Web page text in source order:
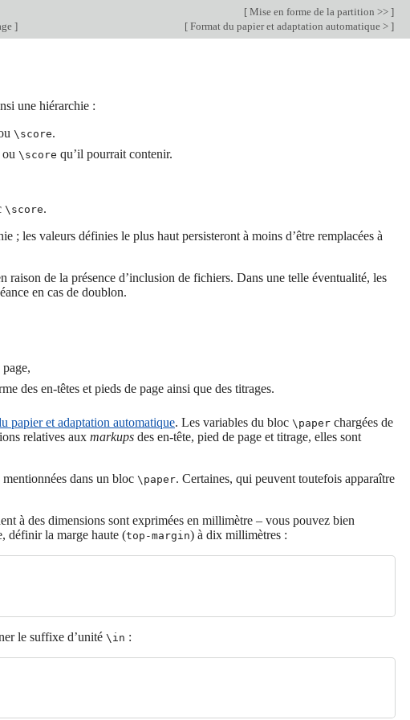
[ Mise en forme de la partition >> ]
] [ Format du papier et adaptation automatique > ]
une hiérarchie :
\score.
ou \score qu’il pourrait contenir.
\score.
; les valeurs définies le plus haut persisteront à moins d’être remplacées à
raison de la présence d’inclusion de fichiers. Dans une telle éventualité, les
en cas de doublon.
des en-têtes et pieds de page ainsi que des titrages.
papier et adaptation automatique. Les variables du bloc \paper chargées de
relatives aux markups des en-tête, pied de page et titrage, elles sont
dans un bloc \paper. Certaines, qui peuvent toutefois apparaître
à des dimensions sont exprimées en millimètre – vous pouvez bien
définir la marge haute (top-margin) à dix millimètres :
le suffixe d’unité \in :